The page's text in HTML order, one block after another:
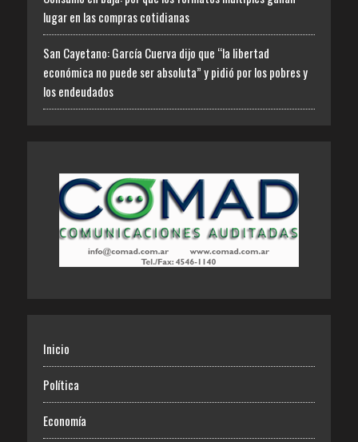
lugar en las compras cotidianas
San Cayetano: García Cuerva dijo que “la libertad
económica no puede ser absoluta” y pidió por los pobres y
los endeudados
Inicio
Política
Economía